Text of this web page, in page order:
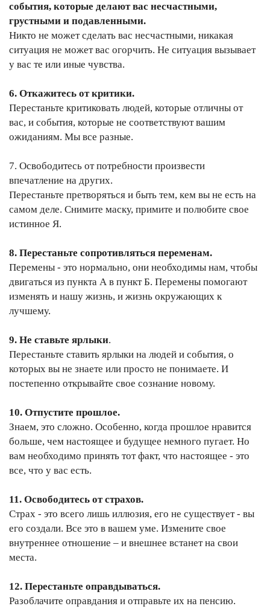
события, которые делают вас несчастными,
грустными и подавленными.
Никто не может сделать вас несчастными, никакая
ситуация не может вас огорчить. Не ситуация вызывает
у вас те или иные чувства.
6. Откажитесь от критики.
Перестаньте критиковать людей, которые отличны от
вас, и события, которые не соответствуют вашим
ожиданиям. Мы все разные.
7. Освободитесь от потребности произвести
впечатление на других.
Перестаньте претворяться и быть тем, кем вы не есть на
самом деле. Снимите маску, примите и полюбите свое
истинное Я.
8. Перестаньте сопротивляться переменам.
Перемены - это нормально, они необходимы нам, чтобы
двигаться из пункта А в пункт Б. Перемены помогают
изменять и нашу жизнь, и жизнь окружающих к
лучшему.
9. Не ставьте ярлыки.
Перестаньте ставить ярлыки на людей и события, о
которых вы не знаете или просто не понимаете. И
постепенно открывайте свое сознание новому.
10. Отпустите прошлое.
Знаем, это сложно. Особенно, когда прошлое нравится
больше, чем настоящее и будущее немного пугает. Но
вам необходимо принять тот факт, что настоящее - это
все, что у вас есть.
11. Освободитесь от страхов.
Страх - это всего лишь иллюзия, его не существует - вы
его создали. Все это в вашем уме. Измените свое
внутреннее отношение – и внешнее встанет на свои
места.
12. Перестаньте оправдываться.
Разоблачите оправдания и отправьте их на пенсию.